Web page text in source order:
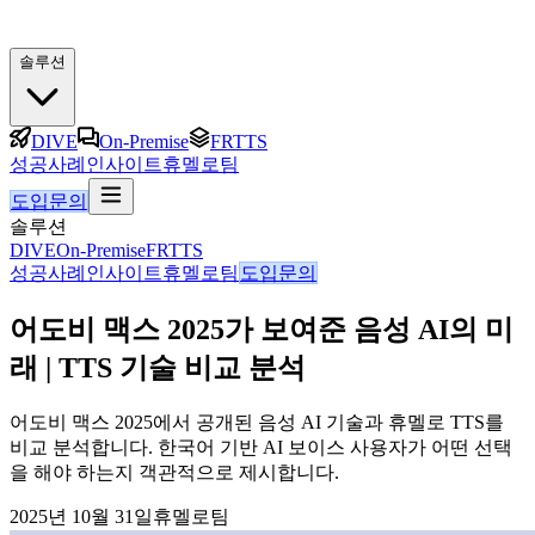
솔루션
DIVE On-Premise
FRTTS
성공사례 인사이트휴멜로팀
도입문의
솔루션
DIVEOn-PremiseFRTTS
성공사례 인사이트휴멜로팀 도입문의
어도비 맥스 2025가 보여준 음성 AI의 미
래 | TTS 기술 비교 분석
어도비 맥스 2025에서 공개된 음성 AI 기술과 휴멜로 TTS를
비교 분석합니다. 한국어 기반 AI 보이스 사용자가 어떤 선택
을 해야 하는지 객관적으로 제시합니다.
2025년 10월 31일휴멜로팀